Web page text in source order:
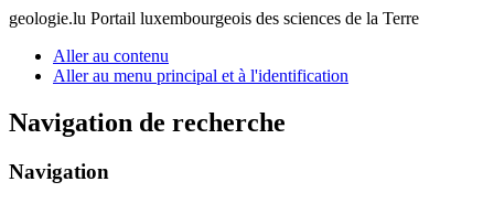
geologie.lu Portail luxembourgeois des sciences de la Terre
Aller au contenu
Aller au menu principal et à l'identification
Navigation de recherche
Navigation